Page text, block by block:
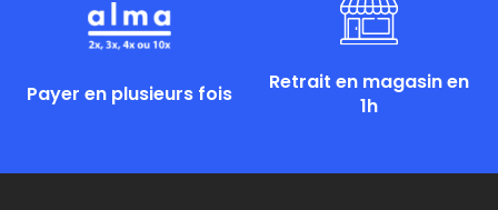
Payer en plusieurs fois
Retrait en magasin en
1h